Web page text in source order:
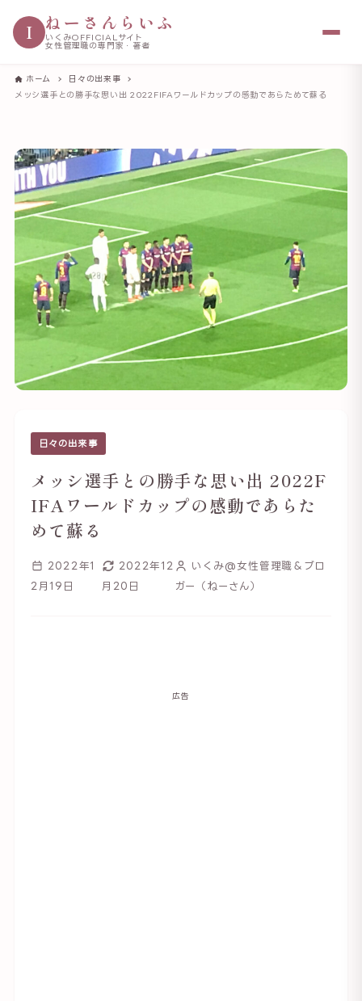
I ねーさんらいふ
いくみOFFICIALサイト
女性管理職の専門家・著者
ホーム
日々の出来事
メッシ選手との勝手な思い出 2022FIFAワールドカップの感動であらためて蘇る
日々の出来事
メッシ選手との勝手な思い出 2022F
IFAワールドカップの感動であらた
めて蘇る
2022年1
2月19日
2022年12
月20日
いくみ@女性管理職＆ブロ
ガー（ねーさん）
広告